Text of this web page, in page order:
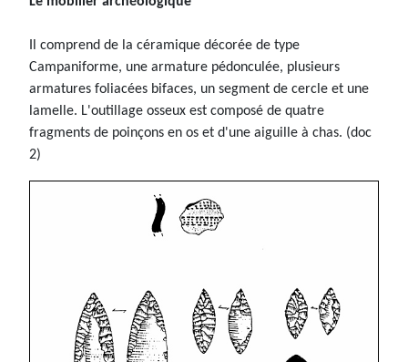
Il comprend de la céramique décorée de type
Campaniforme, une armature pédonculée, plusieurs
armatures foliacées bifaces, un segment de cercle et une
lamelle. L'outillage osseux est composé de quatre
fragments de poinçons en os et d'une aiguille à chas. (doc
2)